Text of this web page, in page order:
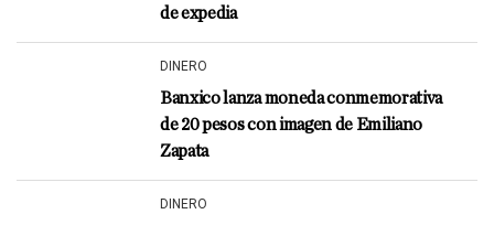
de expedia
DINERO
Banxico lanza moneda conmemorativa
de 20 pesos con imagen de Emiliano
Zapata
DINERO